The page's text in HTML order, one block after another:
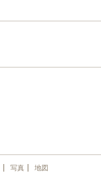
写真 地図